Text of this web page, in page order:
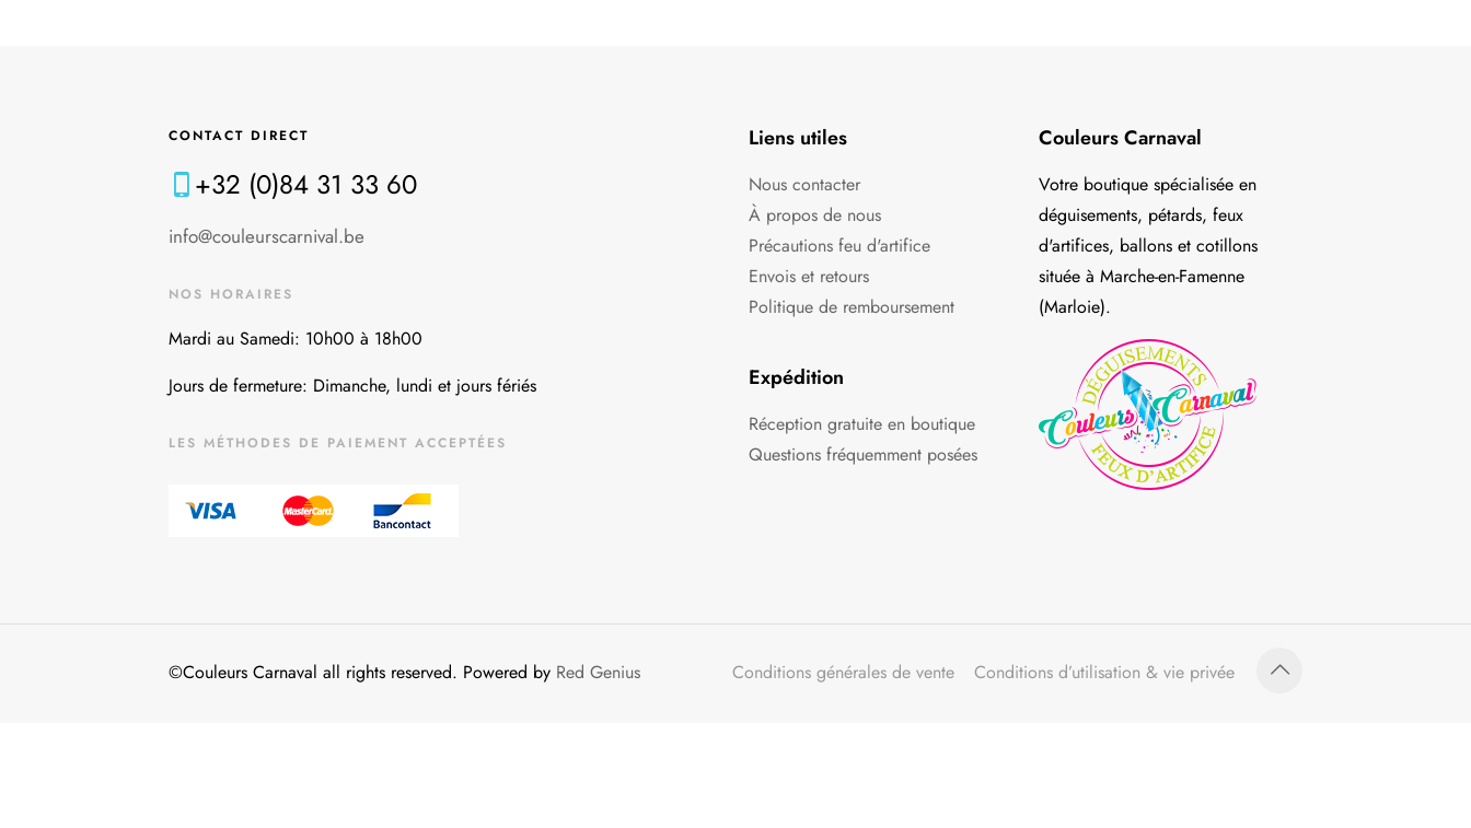
CONTACT DIRECT
+32 (0)84 31 33 60
info@couleurscarnival.be
NOS HORAIRES
Mardi au Samedi: 10h00 à 18h00
Jours de fermeture: Dimanche, lundi et jours fériés
LES MÉTHODES DE PAIEMENT ACCEPTÉES
Liens utiles
Nous contacter
À propos de nous
Précautions feu d'artifice
Envois et retours
Politique de remboursement
Expédition
Réception gratuite en boutique
Questions fréquemment posées
Couleurs Carnaval
Votre boutique spécialisée en
déguisements, pétards, feux
d'artifices, ballons et cotillons
située à Marche-en-Famenne
(Marloie).
©Couleurs Carnaval all rights reserved. Powered by Red Genius Conditions générales de vente Conditions d’utilisation & vie privée